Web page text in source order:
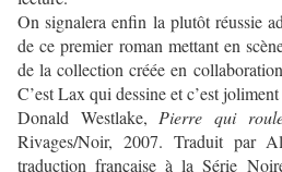
On signalera enfin la plutôt réussie
de ce premier roman mettant en
de la collection créée en
C’est Lax qui dessine et c’est
Donald Westlake, Pierre qui
Rivages/Noir, 2007. Traduit par
traduction française à la Série